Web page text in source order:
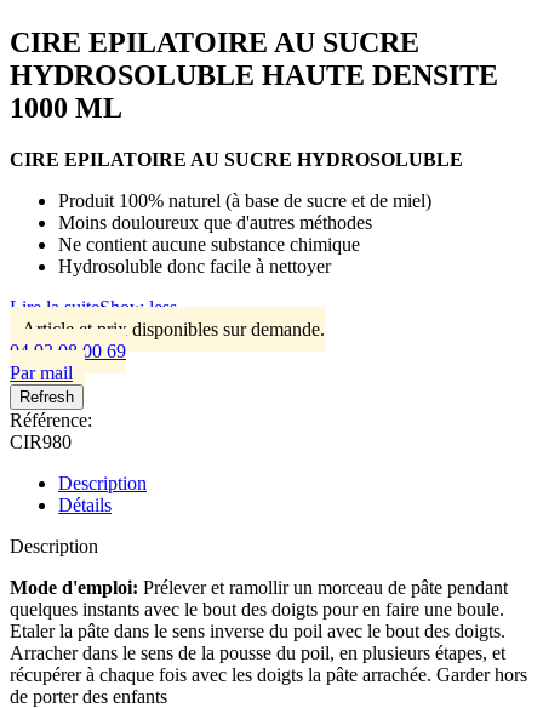
CIRE EPILATOIRE AU SUCRE
HYDROSOLUBLE HAUTE DENSITE
1000 ML
CIRE EPILATOIRE AU SUCRE HYDROSOLUBLE
Produit 100% naturel (à base de sucre et de miel)
Moins douloureux que d'autres méthodes
Ne contient aucune substance chimique
Hydrosoluble donc facile à nettoyer
Lire la suiteShow less
Article et prix disponibles sur demande.
04 92 08 00 69
Par mail
Référence:
CIR980
Description
Détails
Description
Mode d'emploi: Prélever et ramollir un morceau de pâte pendant
quelques instants avec le bout des doigts pour en faire une boule.
Etaler la pâte dans le sens inverse du poil avec le bout des doigts.
Arracher dans le sens de la pousse du poil, en plusieurs étapes, et
récupérer à chaque fois avec les doigts la pâte arrachée. Garder hors
de porter des enfants